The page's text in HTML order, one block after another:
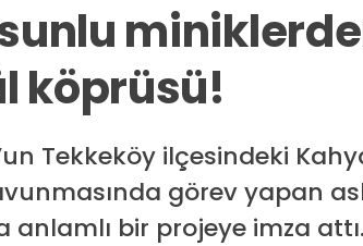
köprüsü!
Tekkeköy ilçesindeki
görev yapan
anlamlı bir projeye imza